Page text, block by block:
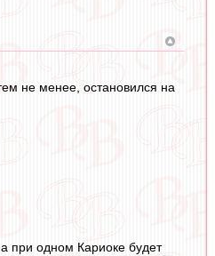
не менее, остановился на
при одном Кариоке будет